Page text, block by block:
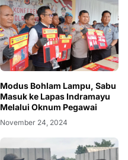
Modus Bohlam Lampu, Sabu
Masuk ke Lapas Indramayu
Melalui Oknum Pegawai
November 24, 2024